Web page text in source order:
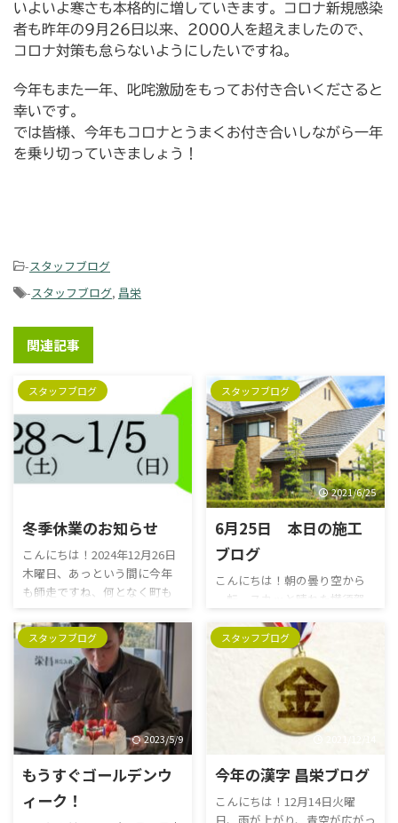
いよいよ寒さも本格的に増していきます。コロナ新規感染
者も昨年の9月26日以来、2000人を超えましたので、
コロナ対策も怠らないようにしたいですね。
今年もまた一年、叱咤激励をもってお付き合いくださると
幸いです。
では皆様、今年もコロナとうまくお付き合いしながら一年
を乗り切っていきましょう！
-スタッフブログ
-スタッフブログ, 昌栄
関連記事
スタッフブログ
2025/1/6
冬季休業のお知らせ
こんにちは！2024年12月26日
木曜日、あっという間に今年
も師走ですね、何となく町も
慌ただしい横須賀昌栄周辺で
す。地域では大分インフルエン
ザが流行っていますが、皆さま
体調はいかがでしょうか？ 年
末年始の営業ですが、昌栄は
12月28日(土)～1月5日(日)まで
お休みを頂いております。年始
は1月6日（月）9時よりより、
通常通り営業しております。今
年もご愛顧を賜りありがとう
ございました。皆さまどうぞ
スタッフブログ
2021/6/25
6月25日 本日の施工
ブログ
こんにちは！朝の曇り空から
一転、スカッと晴れた横須賀
年の前半戦も今日を入れて残
すところ6日となりました。目
標までどのくらいでしょう
か。もうあと6日では達成不可
能な状態でも、それに向けて
一生懸命な姿勢を崩さないこ
きらめてしまったらそこで終わ
りです！頑張っていきまっしょ
い！ 本日6月25日は、スペイン
スタッフブログ
2023/5/9
もうすぐゴールデンウ
ィーク！
スタッフブログ
今年の漢字 昌栄ブログ
こんにちは！12月14日火曜